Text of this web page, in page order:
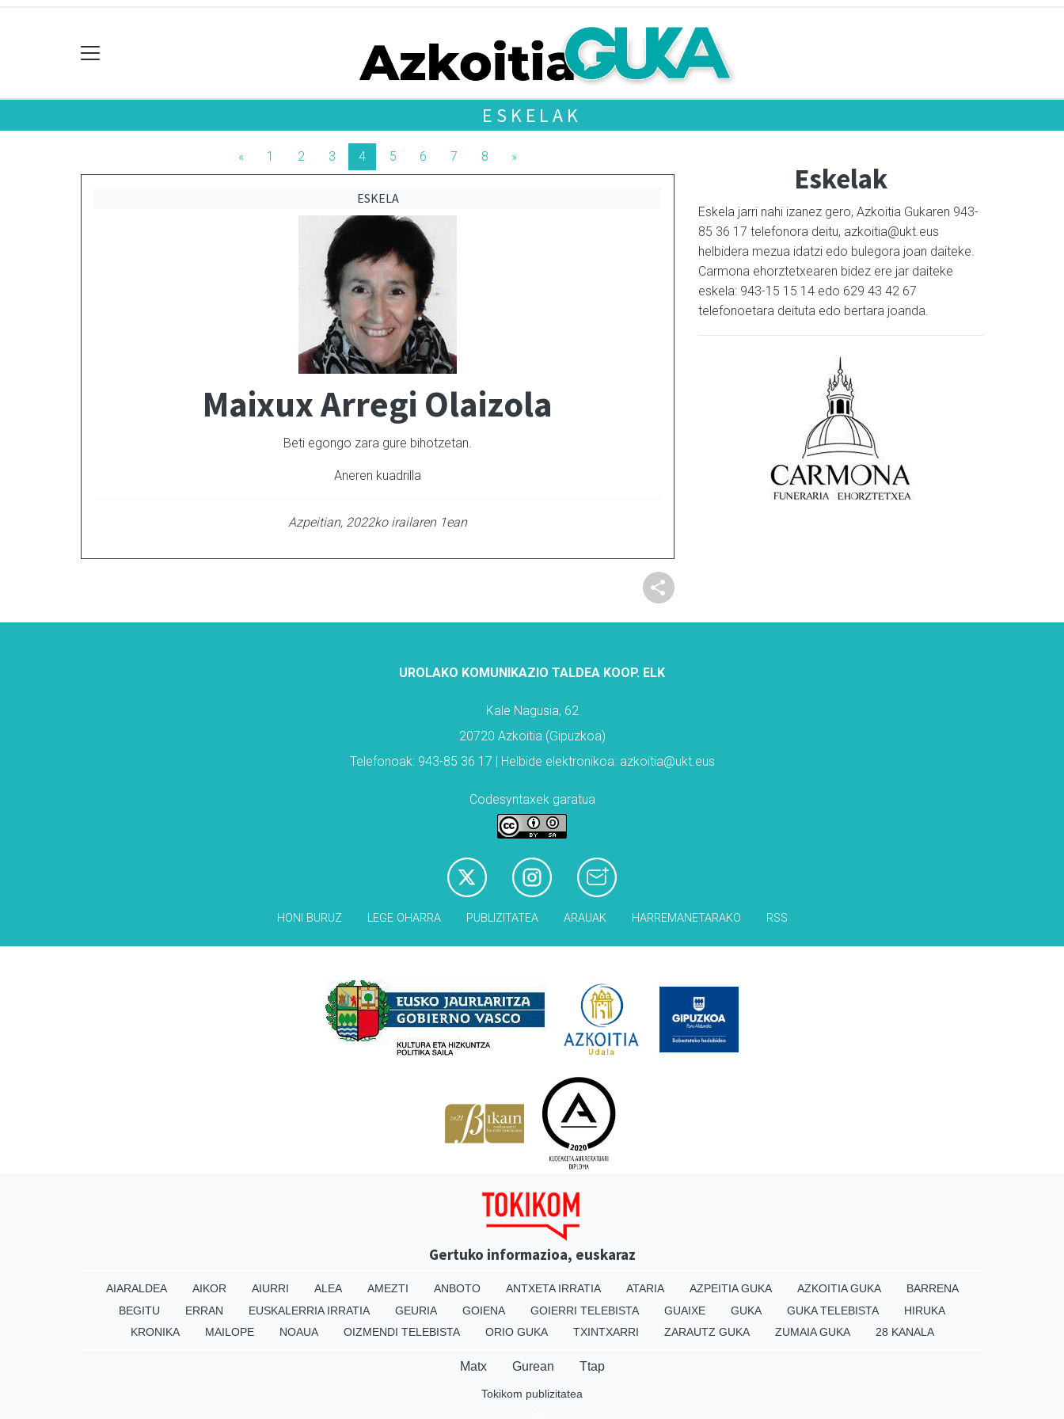
ESKELAK
« 1 2 3 4 5 6 7 8 »
ESKELA
Maixux Arregi Olaizola
Beti egongo zara gure bihotzetan.
Aneren kuadrilla
Azpeitian, 2022ko irailaren 1ean
Eskelak
Eskela jarri nahi izanez gero, Azkoitia Gukaren 943-
85 36 17 telefonora deitu, azkoitia@ukt.eus
helbidera mezua idatzi edo bulegora joan daiteke.
Carmona ehorztetxearen bidez ere jar daiteke
eskela: 943-15 15 14 edo 629 43 42 67
telefonoetara deituta edo bertara joanda.
UROLAKO KOMUNIKAZIO TALDEA KOOP. ELK
Kale Nagusia, 62
20720 Azkoitia (Gipuzkoa)
Telefonoak: 943-85 36 17 | Helbide elektronikoa: azkoitia@ukt.eus
Codesyntaxek garatua
HONI BURUZ LEGE OHARRA PUBLIZITATEA ARAUAK HARREMANETARAKO RSS
Gertuko informazioa, euskaraz
AIARALDEA AIKOR AIURRI ALEA AMEZTI ANBOTO ANTXETA IRRATIA ATARIA AZPEITIA GUKA AZKOITIA GUKA
BARRENA
BEGITU
ERRAN EUSKALERRIA IRRATIA GEURIA GOIENA GOIERRI TELEBISTA GUAIXE GUKA GUKA TELEBISTA
HIRUKA
KRONIKA
MAILOPE NOAUA OIZMENDI TELEBISTA ORIO GUKA TXINTXARRI ZARAUTZ GUKA ZUMAIA GUKA 28 KANALA
Matx Gurean Ttap
Tokikom publizitatea